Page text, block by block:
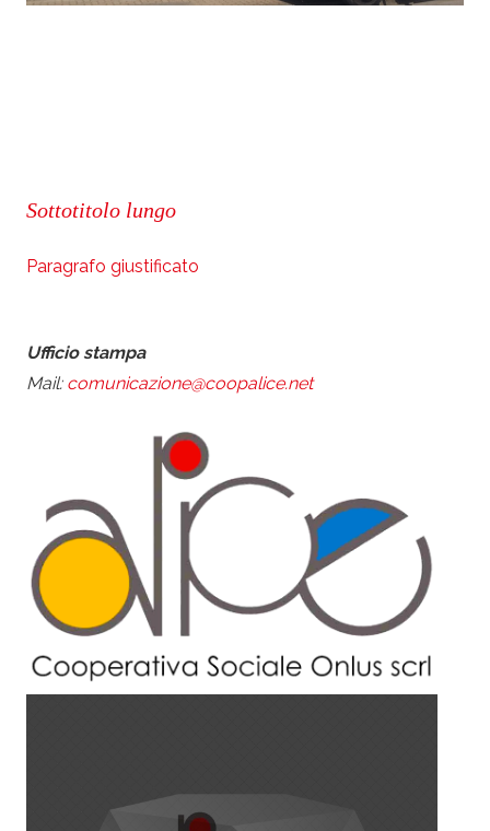
Sottotitolo lungo
Paragrafo giustificato
Ufficio stampa
Mail: comunicazione@coopalice.net